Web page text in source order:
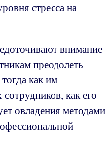
стресса на
внимание
преодолеть
как им
как его
овладения методами